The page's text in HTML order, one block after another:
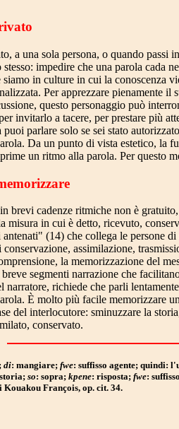
a una sola persona, o quando passi
impedire che una parola cada
in culture in cui la conoscenza
Per apprezzare pienamente
questo personaggio può
invitarlo a tacere, per prestare più
parlare solo se sei stato
Da un punto di vista estetico, la
un ritmo alla parola. Per questo
brevi cadenze ritmiche non è
misura in cui è detto, ricevuto,
(14) che collega le persone
assimilazione,
la memorizzazione del
segmenti narrazione che
narratore, richiede che parli
È molto più facile memorizzare
del interlocutore: sminuzzare la
conservato.
di: mangiare; fwe: suffisso agente; quindi:
so: sopra; kpene: risposta; fwe:
Kouakou François, op. cit. 34.